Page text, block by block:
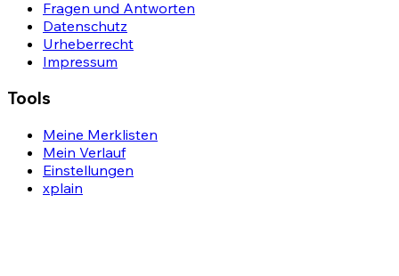
Fragen und Antworten
Datenschutz
Urheberrecht
Impressum
Tools
Meine Merklisten
Mein Verlauf
Einstellungen
xplain